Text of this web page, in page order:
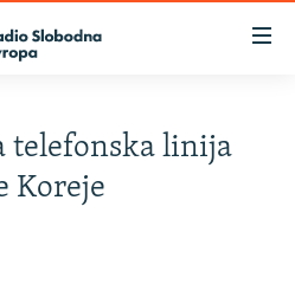
telefonska linija
Koreje